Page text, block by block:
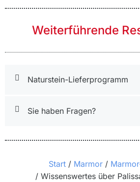
Weiterführende
Naturstein-Lieferprogramm
Sie haben Fragen?
Sie befinden sich hier:
Start Marmor
Wissenswertes über